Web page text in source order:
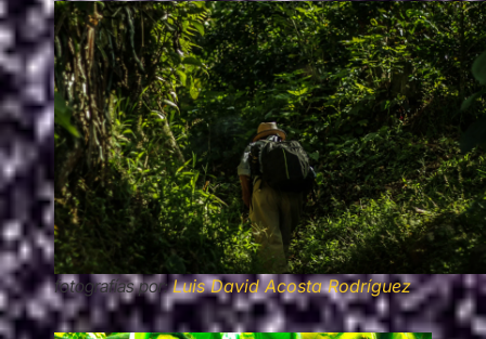
fotografías por:Luis David Acosta Rodríguez